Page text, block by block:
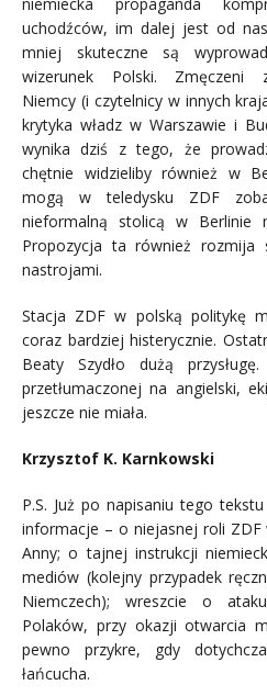
uchodźców, im dalej jest od
mniej skuteczne są
wizerunek Polski. Zmęczeni
Niemcy (i czytelnicy w innych
krytyka władz w Warszawie i
wynika dziś z tego, że
chętnie widzieliby również w
mogą w teledysku ZDF
nieformalną stolicą w Berlinie
Propozycja ta również rozmija
nastrojami.
Stacja ZDF w polską politykę
coraz bardziej histerycznie.
Beaty Szydło dużą
przetłumaczonej na angielski,
jeszcze nie miała.
Krzysztof K. Karnkowski
P.S. Już po napisaniu tego
informacje – o niejasnej roli
Anny; o tajnej instrukcji
mediów (kolejny przypadek
Niemczech); wreszcie o
Polaków, przy okazji otwarcia
pewno przykre, gdy
łańcucha.